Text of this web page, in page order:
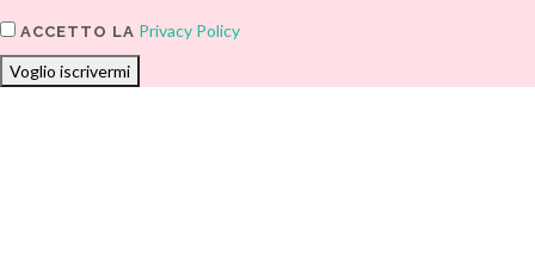
ACCETTO LA Privacy Policy
Voglio iscrivermi